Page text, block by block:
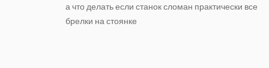
а что делать если станок сломан практически все
брелки на стоянке